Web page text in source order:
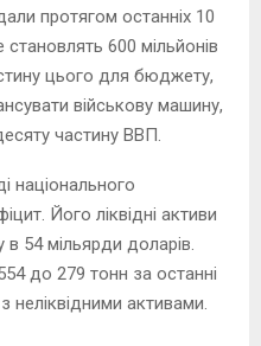
протягом останніх 10
становлять 600 мільйонів
цього для бюджету,
військову машину,
частину ВВП.
національного
Його ліквідні активи
в 54 мільярди доларів.
до 279 тонн за останні
неліквідними активами.